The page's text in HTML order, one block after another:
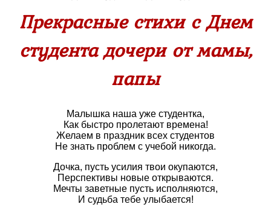
Прекрасные стихи с Днем
студента дочери от мамы,
папы
Малышка наша уже студентка,
Как быстро пролетают времена!
Желаем в праздник всех студентов
Не знать проблем с учебой никогда.
Дочка, пусть усилия твои окупаются,
Перспективы новые открываются.
Мечты заветные пусть исполняются,
И судьба тебе улыбается!